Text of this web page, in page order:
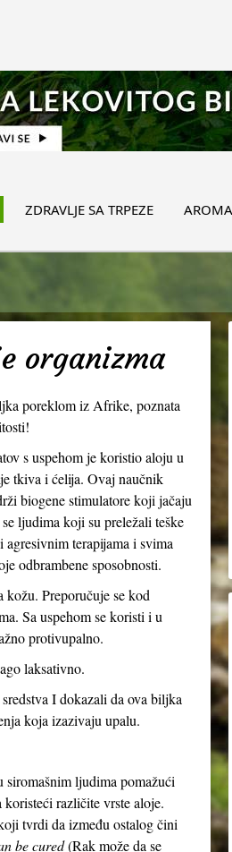
ZDRAVLJE SA TRPEZE
organizma
poreklom iz Afrike, poznata
s uspehom je koristio aloju u
tkiva i ćelija. Ovaj naučnik
biogene stimulatore koji jačaju
ljudima koji su preležali teške
terapijama i svima
odbrambene sposobnosti.
Preporučuje se kod
Sa uspehom se koristi i u
protivupalno.
laksativno.
I dokazali da ova biljka
koja izazivaju upalu.
ljudima pomažući
različite vrste aloje.
tvrdi da između ostalog čini
be cured(Rak može da se